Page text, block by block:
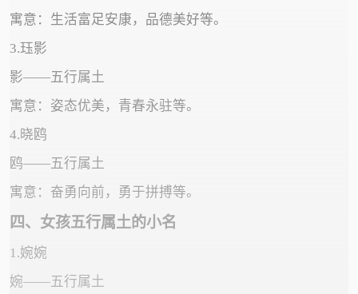
寓意：生活富足安康，品德美好等。
3.珏影
影——五行属土
寓意：姿态优美，青春永驻等。
4.晓鸥
鸥——五行属土
寓意：奋勇向前，勇于拼搏等。
四、女孩五行属土的小名
1.婉婉
婉——五行属土